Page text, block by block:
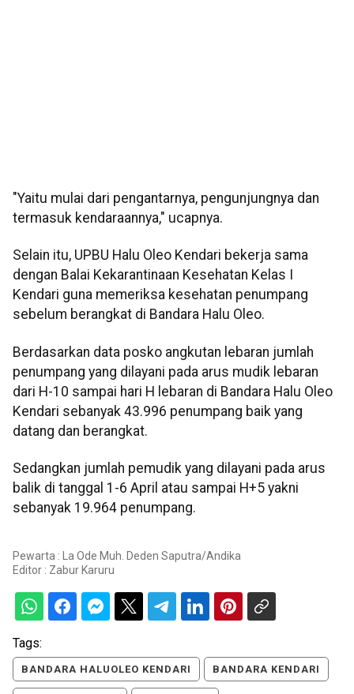
"Yaitu mulai dari pengantarnya, pengunjungnya dan
termasuk kendaraannya," ucapnya.
Selain itu, UPBU Halu Oleo Kendari bekerja sama
dengan Balai Kekarantinaan Kesehatan Kelas I
Kendari guna memeriksa kesehatan penumpang
sebelum berangkat di Bandara Halu Oleo.
Berdasarkan data posko angkutan lebaran jumlah
penumpang yang dilayani pada arus mudik lebaran
dari H-10 sampai hari H lebaran di Bandara Halu Oleo
Kendari sebanyak 43.996 penumpang baik yang
datang dan berangkat.
Sedangkan jumlah pemudik yang dilayani pada arus
balik di tanggal 1-6 April atau sampai H+5 yakni
sebanyak 19.964 penumpang.
Pewarta : La Ode Muh. Deden Saputra/Andika
Editor : Zabur Karuru
Tags:
BANDARA HALUOLEO KENDARI BANDARA KENDARI